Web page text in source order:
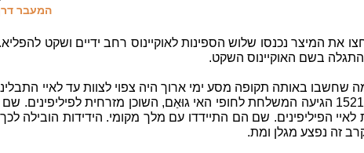
המעבר
את המיצר נכנסו שלוש הספינות לאוקיינוס רחב ידיים ושקט
בשם האוקיינוס השקט.
שחשבו באותה תקופה מסע ימי ארוך היה צפוי לצוות עד לאיי
של שנת 1521 הגיעה המשלחת לחופי האי גוּאַם, השוכן מזרחית
הפיליפינים. שם הם התיידדו עם מלך מקומי. הידידות הובילה
זה נפצע מגלן ומת.